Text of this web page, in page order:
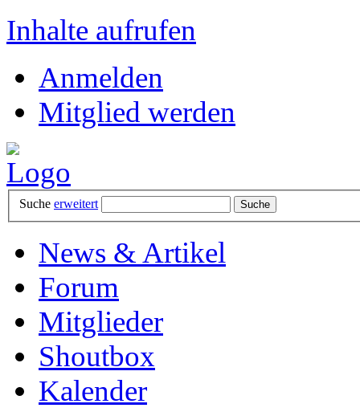
Inhalte aufrufen
Anmelden
Mitglied werden
Suche erweitert
News & Artikel
Forum
Mitglieder
Shoutbox
Kalender